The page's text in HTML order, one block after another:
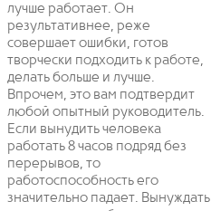
лучше работает. Он
результативнее, реже
совершает ошибки, готов
творчески подходить к работе,
делать больше и лучше.
Впрочем, это вам подтвердит
любой опытный руководитель.
Если вынудить человека
работать 8 часов подряд без
перерывов, то
работоспособность его
значительно падает. Вынуждать